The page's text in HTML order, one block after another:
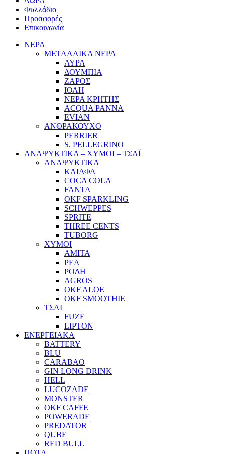
Φυλλάδιο
Προσφορές
Επικοινωνία
ΝΕΡΑ
ΜΕΤΑΛΛΙΚΑ ΝΕΡΑ
ΑΥΡΑ
ΔΟΥΜΠΙΑ
ΖΑΡΟΣ
ΙΟΛΗ
ΝΕΡΑ ΚΡΗΤΗΣ
ACQUA PANNA
EVIAN
ΑΝΘΡΑΚΟΥΧΟ
PERRIER
S. PELLEGRINO
ΑΝΑΨΥΚΤΙΚΑ – ΧΥΜΟΙ – ΤΣΑΪ
ΑΝΑΨΥΚΤΙΚΑ
ΚΛΙΑΦΑ
COCA COLA
FANTA
OKF SPARKLING
SCHWEPPES
SPRITE
THREE CENTS
TUBORG
ΧΥΜΟΙ
ΑΜΙΤΑ
ΡΕΑ
ΡΟΔΗ
AGROS
OKF ALOE
OKF SMOOTHIE
ΤΣΑΙ
FUZE
LIPTON
ΕΝΕΡΓΕΙΑΚΑ
BATTERY
BLU
CARABAO
GIN LONG DRINK
HELL
LUCOZADE
MONSTER
OKF CAFFE
POWERADE
PREDATOR
QUBE
RED BULL